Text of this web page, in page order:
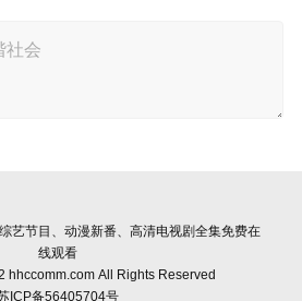
艺节目、动漫新番、高清电视剧全集免费在
线观看
hhccomm.com All Rights Reserved
ICP备56405704号